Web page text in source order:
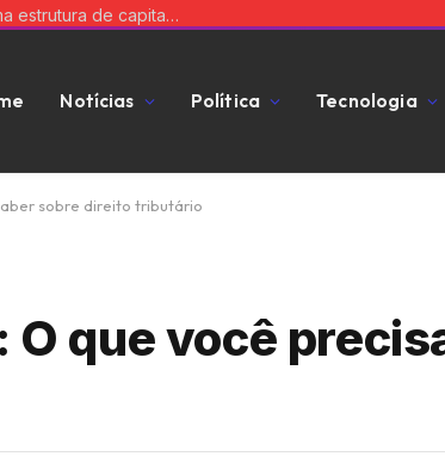
Como o dinheiro do fundo comum é usado durante o consórcio? Veja com Tiago Oliva Schietti
Notícias Política Tecnologia
sobre direito tributário
O que você